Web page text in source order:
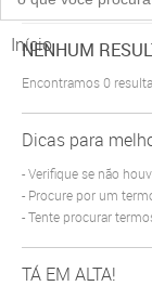
Início
NENHUM
Encontramos0
Dicas para
Verifique se não
Procure por um
Tente procurar
TÁ EM ALTA!